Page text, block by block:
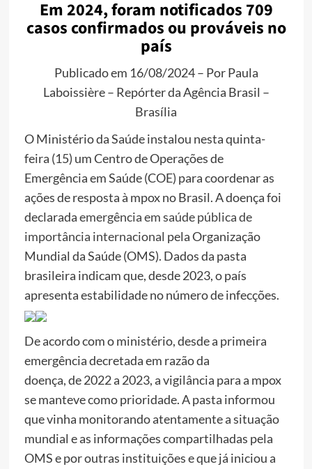
Em 2024, foram notificados 709
casos confirmados ou prováveis no
país
Publicado em 16/08/2024 – Por Paula
Laboissière – Repórter da Agência Brasil –
Brasília
O Ministério da Saúde instalou nesta quinta-
feira (15) um Centro de Operações de
Emergência em Saúde (COE) para coordenar as
ações de resposta à mpox no Brasil. A doença foi
declaradaemergência em saúde pública de
importância internacional pela Organização
Mundial da Saúde (OMS). Dados da pasta
brasileira indicam que, desde 2023, o país
apresenta estabilidade no número de infecções.
De acordo com o ministério, desde a primeira
emergência decretada em razão da
doença, de 2022 a 2023, a vigilância para a mpox
se manteve como prioridade. A pasta informou
que vinha monitorando atentamente a situação
mundial e as informações compartilhadas pela
OMS e por outras instituições e que já iniciou a